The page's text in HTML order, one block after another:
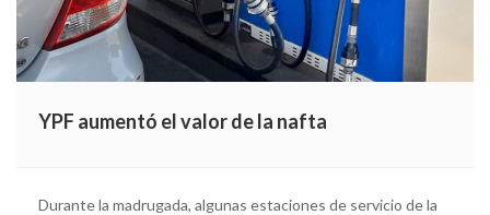
YPF aumentó el valor de la nafta
Durante la madrugada, algunas estaciones de servicio de la